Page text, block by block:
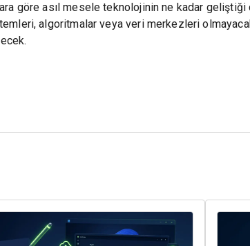
göre asıl mesele teknolojinin ne kadar geliştiği
algoritmalar veya veri merkezleri